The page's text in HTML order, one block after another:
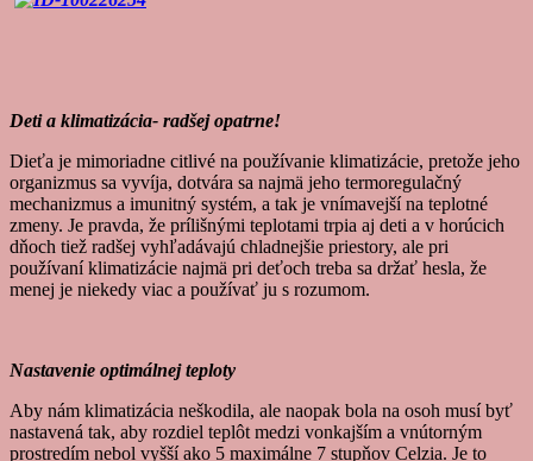
Deti a klimatizácia- radšej opatrne!
Dieťa je mimoriadne citlivé na používanie klimatizácie, pretože jeho
organizmus sa vyvíja, dotvára sa najmä jeho termoregulačný
mechanizmus a imunitný systém, a tak je vnímavejší na teplotné
zmeny. Je pravda, že prílišnými teplotami trpia aj deti a v horúcich
dňoch tiež radšej vyhľadávajú chladnejšie priestory, ale pri
používaní klimatizácie najmä pri deťoch treba sa držať hesla, že
menej je niekedy viac a používať ju s rozumom.
Nastavenie optimálnej teploty
Aby nám klimatizácia neškodila, ale naopak bola na osoh musí byť
nastavená tak, aby rozdiel teplôt medzi vonkajším a vnútorným
prostredím nebol vyšší ako 5 maximálne 7 stupňov Celzia. Je to